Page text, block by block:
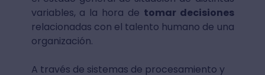
variables, a la hora de tomar decisiones
relacionadas con el talento humano de una
organización.
A través de sistemas de procesamiento y